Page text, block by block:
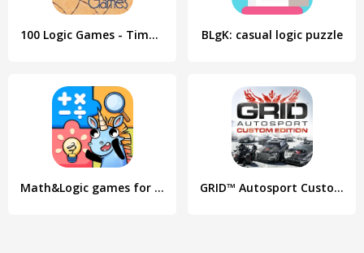
100 Logic Games - Time Killers BLgK: casual logic puzzle
Math&Logic games for kids GRID™ Autosport Custom Edition